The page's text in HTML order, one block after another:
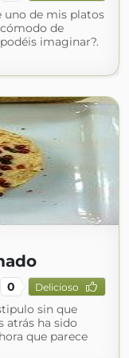
uno de mis platos
de
imaginar?.
0 Delicioso
sin que
atrás ha sido
que parece